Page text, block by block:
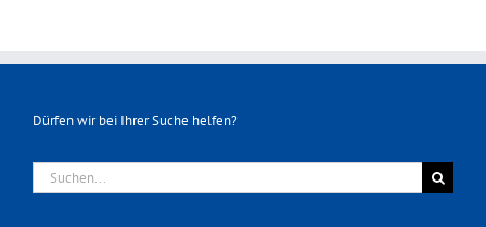
Dürfen wir bei Ihrer Suche helfen?
Suche
nach: